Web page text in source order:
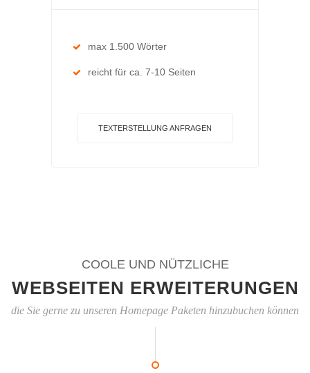
max 1.500 Wörter
reicht für ca. 7-10 Seiten
TEXTERSTELLUNG ANFRAGEN
COOLE UND NÜTZLICHE
WEBSEITEN ERWEITERUNGEN
die Sie gerne zu unseren Homepage Paketen hinzubuchen können